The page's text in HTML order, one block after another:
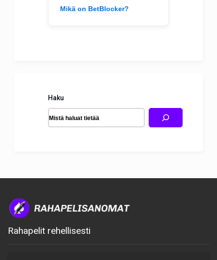
Mikä on BetBlocker?
Haku
Rahapelit rehellisesti